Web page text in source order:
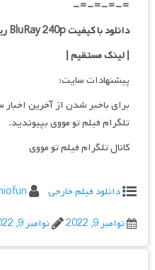
=-=-=-=-
دانلود با کیفیت BluRay 240p ریلیز F2M
| لینک مستقیم|
پیشنهادات سایت:
برای باخبر شدن از آخرین اخبار
تلگرام فیلم تو مووی بپیوندید.
کانال تلگرام فیلم تو مووی
دانلود فیلم خارجی
نوامبر 9, 2022
نوامبر 9, 2022